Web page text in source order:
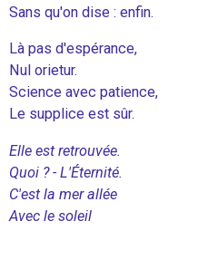
Sans qu'on dise : enfin.
Là pas d'espérance,
Nul orietur.
Science avec patience,
Le supplice est sûr.
Elle est retrouvée.
Quoi ? - L'Éternité.
C'est la mer allée
Avec le soleil